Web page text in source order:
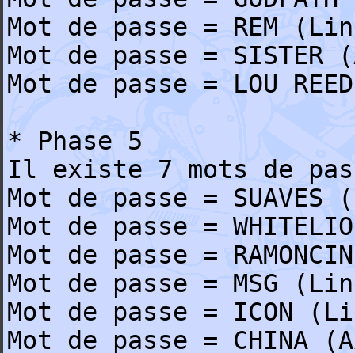
Mot de passe = REM
Mot de passe =
Mot de passe = LOU
* Phase 5
Il existe 7 mots de
Mot de passe =
Mot de passe =
Mot de passe =
Mot de passe = MSG
Mot de passe = ICON
Mot de passe = CHINA